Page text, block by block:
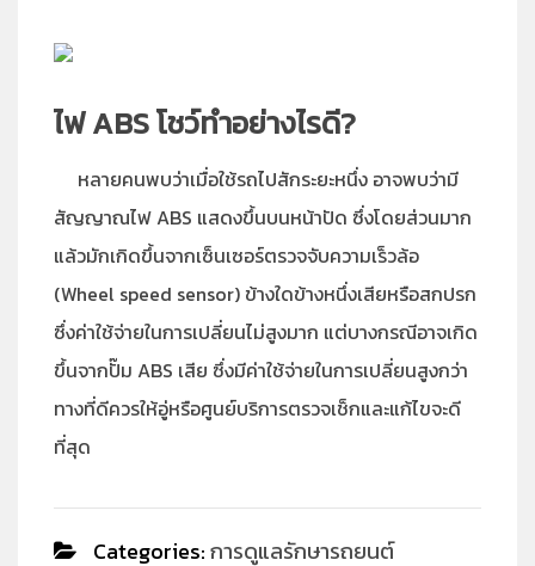
ไฟ ABS โชว์ทำอย่างไรดี?
หลายคนพบว่าเมื่อใช้รถไปสักระยะหนึ่ง อาจพบว่ามี
สัญญาณไฟ ABS แสดงขึ้นบนหน้าปัด ซึ่งโดยส่วนมาก
แล้วมักเกิดขึ้นจากเซ็นเซอร์ตรวจจับความเร็วล้อ
(Wheel speed sensor) ข้างใดข้างหนึ่งเสียหรือสกปรก
ซึ่งค่าใช้จ่ายในการเปลี่ยนไม่สูงมาก แต่บางกรณีอาจเกิด
ขึ้นจากปั๊ม ABS เสีย ซึ่งมีค่าใช้จ่ายในการเปลี่ยนสูงกว่า
ทางที่ดีควรให้อู่หรือศูนย์บริการตรวจเช็กและแก้ไขจะดี
ที่สุด
Categories:การดูแลรักษารถยนต์